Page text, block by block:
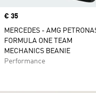
Price
€ 35
MERCEDES - AMG
FORMULA ONE TEAM
MECHANICS BEANIE
Performance